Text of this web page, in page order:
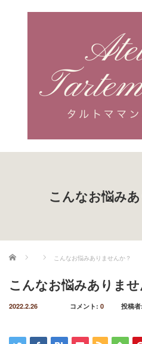
こんなお悩み
ホーム こんなお悩みありませんか？
こんなお悩みありませ
2022.2.26 コメント: 0 投稿者: